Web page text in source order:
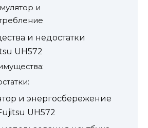
и
и недостатки
UH572
и энергосбережение
UH572